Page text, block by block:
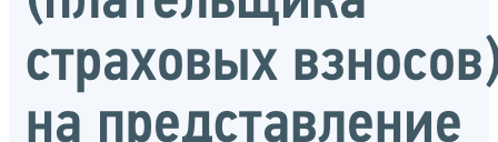
страховых
на представление